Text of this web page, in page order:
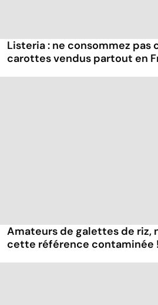
Listeria : ne consommez pas
carottes vendus partout en
Amateurs de galettes de riz,
cette référence contaminée !